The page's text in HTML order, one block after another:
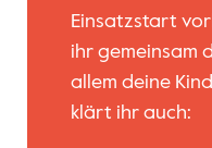
Einsatzstart
ihr gemeinsam
allem deine
klärt ihr auch: